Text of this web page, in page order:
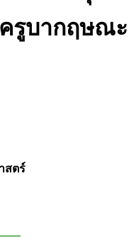
ครูบากฤษณะ
สตร์